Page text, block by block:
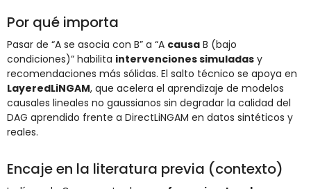
Por qué importa
Pasar de “A se asocia con B” a “A causa B (bajo
condiciones)” habilita intervenciones simuladas y
recomendaciones más sólidas. El salto técnico se apoya en
LayeredLiNGAM, que acelera el aprendizaje de modelos
causales lineales no gaussianos sin degradar la calidad del
DAG aprendido frente a DirectLiNGAM en datos sintéticos y
reales.
Encaje en la literatura previa (contexto)